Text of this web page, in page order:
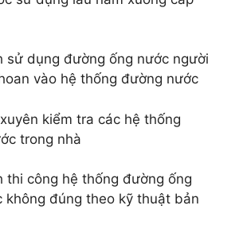
sử dụng đường ống nước người
vào hệ thống đường nước
kiểm tra các hệ thống
trong nhà
thi công hệ thống đường ống
không đúng theo kỹ thuật bản